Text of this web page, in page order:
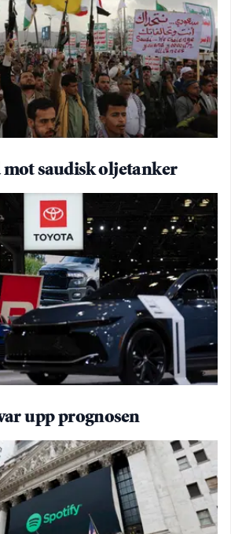
saudisk oljetanker
upp prognosen